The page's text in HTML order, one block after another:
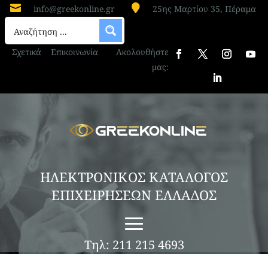
 info@greekonline.gr  25ης Μαρτίου 35, Πέραμα
Σχετικά Επικοινωνία
Ακολουθήστε
μας:
ΗΛΕΚΤΡΟΝΙΚΟΣ ΚΑΤΑΛΟΓΟΣ
ΕΠΙΧΕΙΡΗΣΕΩΝ ΕΛΛΑΔΟΣ
Τηλ: 211 215 4693